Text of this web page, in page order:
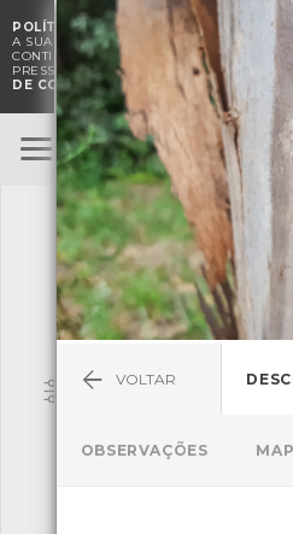
POLÍTICA DE COOKIES
. O CMIA
A SUA EXPERIÊNCIA DE NAVEGAÇÃO E
CONTINUAÇÃO DA UTILIZAÇÃO DESTE
PRESSUPÕE A ACEITAÇÃO DA
DE COOKIES
BioRegisto
TERMOS DE
SUBMETER
Pesquisa
VOLTAR
OBSERVAÇÕES